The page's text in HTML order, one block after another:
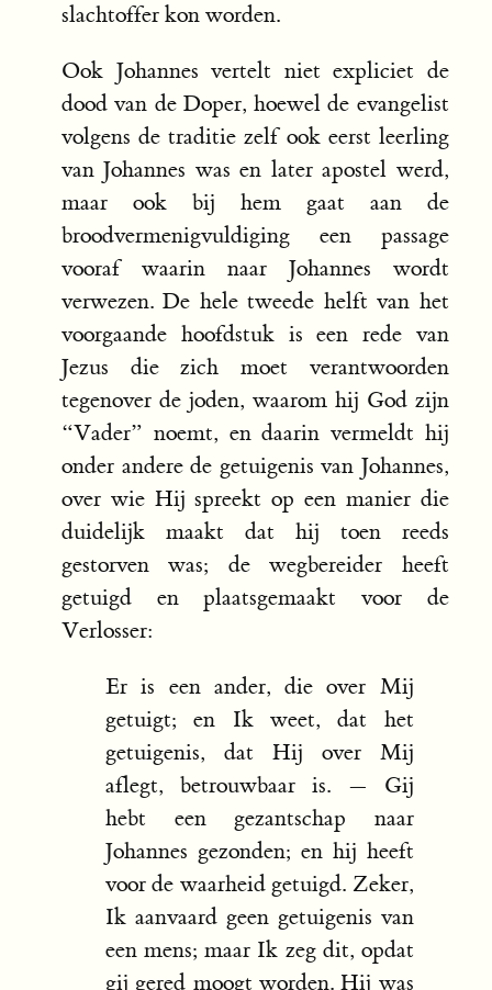
slachtoffer kon worden.
Ook Johannes vertelt niet expliciet de
dood van de Doper, hoewel de evangelist
volgens de traditie zelf ook eerst leerling
van Johannes was en later apostel werd,
maar ook bij hem gaat aan de
broodvermenigvuldiging een passage
vooraf waarin naar Johannes wordt
verwezen. De hele tweede helft van het
voorgaande hoofdstuk is een rede van
Jezus die zich moet verantwoorden
tegenover de joden, waarom hij God zijn
“Vader” noemt, en daarin vermeldt hij
onder andere de getuigenis van Johannes,
over wie Hij spreekt op een manier die
duidelijk maakt dat hij toen reeds
gestorven was; de wegbereider heeft
getuigd en plaatsgemaakt voor de
Verlosser:
Er is een ander, die over Mij
getuigt; en Ik weet, dat het
getuigenis, dat Hij over Mij
aflegt, betrouwbaar is. — Gij
hebt een gezantschap naar
Johannes gezonden; en hij heeft
voor de waarheid getuigd. Zeker,
Ik aanvaard geen getuigenis van
een mens; maar Ik zeg dit, opdat
gij gered moogt worden. Hij was